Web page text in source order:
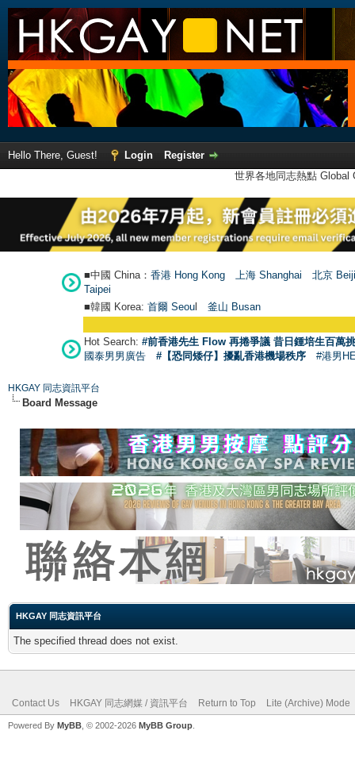
Hello There, Guest! Login
Register
世界各地同志熱點
■中國 China： 香港 Hong Kong 上海 Shanghai
北京
Taipei
■韓國 Korea: 首爾 Seoul 釜山 Busan
Hot Search: #前香港先生 Flow 再捲爭議 昔日鍾培生百萬
國泰男男廣告
#【恐同矮仔】擾亂香港機場秩序 #港男
HKGAY 同志資訊平台
Board Message
HKGAY 同志資訊平台
The specified thread does not exist.
Contact Us HKGAY 同志網媒 / 資訊平台 Return to Top Lite (Archive) Mode
Powered By MyBB , © 2002-2026 MyBB Group